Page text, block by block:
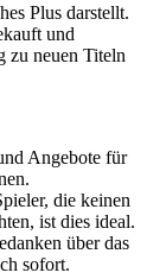
Plus darstellt.
und
zu neuen Titeln
Angebote für
die keinen
ist dies ideal.
über das
sofort.